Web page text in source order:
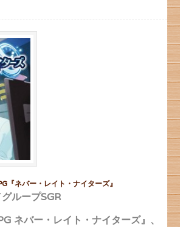
『ネバー・レイト・ナイターズ』
ループSGR
ネバー・レイト・ナイターズ』、